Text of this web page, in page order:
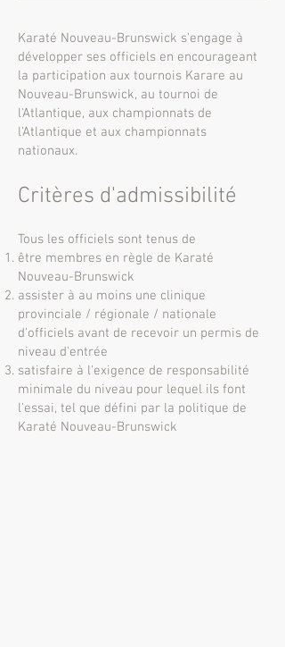
Karaté Nouveau-Brunswick s'engage à
développer ses officiels en encourageant
la participation aux tournois Karare au
Nouveau-Brunswick, au tournoi de
l'Atlantique, aux championnats de
l'Atlantique et aux championnats
nationaux.
Critères d'admissibilité
Tous les officiels sont tenus de
être membres en règle de Karaté
Nouveau-Brunswick
assister à au moins une clinique
provinciale / régionale / nationale
d'officiels avant de recevoir un permis de
niveau d'entrée
satisfaire à l'exigence de responsabilité
minimale du niveau pour lequel ils font
l'essai, tel que défini par la politique de
Karaté Nouveau-Brunswick